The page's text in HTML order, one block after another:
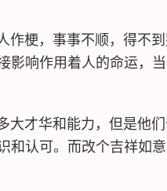
梗，事事不顺，得不到
影响作用着人的命运，
才华和能力，但是他们
和认可。而改个吉祥如